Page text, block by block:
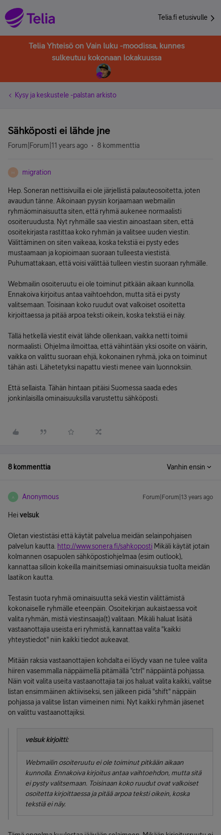
Telia.fi etusivulle
Telia Yhteisö on Vain luku -moodissa, kunnes
sulkeutuu kokonaan lokakuussa
Kysy ja keskustele -palstan arkisto
Sähköposti ei lähde jne
Forum|Forum|11 years ago 8 kommenttia
M migration
Hep. Soneran nettisivuilla ei ole järjellistä palauteosoitetta, joten
avaudun tänne. Aikoinaan pyysin korjaamaan webmailin
ryhmäominaisuutta siten, että ryhmä aukenee normaalisti
osoiteruudusta. Nyt ryhmälle saa viestin ainoastaan siten, että
osoitekirjasta rastittaa koko ryhmän ja valitsee uuden viestin.
Välittäminen on siten vaikeaa, koska tekstiä ei pysty edes
mustaamaan ja kopioimaan suoraan tulleesta viestistä.
Puhumattakaan, että voisi välittää tulleen viestin suoraan ryhmälle.
Webmailin osoiteruutu ei ole toiminut pitkään aikaan kunnolla.
Ennakoiva kirjoitus antaa vaihtoehdon, mutta sitä ei pysty
valitsemaan. Toisinaan koko ruudut ovat valkoiset osoitetta
kirjoittaessa ja pitää arpoa teksti oikein, koska tekstiä ei näy.
Tällä hetkellä viestit eivät lähde ollenkaan, vaikka netti toimii
normaalisti. Ohjelma ilmoittaa, että vähintään yksi osoite on väärin,
vaikka on valittu suoraan ehjä, kokonainen ryhmä, joka on toiminut
tähän asti. Lähetetyksi napattu viesti menee vain luonnoksiin.
Että sellaista. Tähän hintaan pitäisi Suomessa saada edes
jonkinlaisilla ominaisuuksilla varustettu sähköposti.
8 kommenttia Vanhin ensin
A Anonymous Forum|Forum|13 years ago
Heivelsuk
Oletan viestistäsi että käytät palvelua meidän selainpohjaisen
palvelun kautta. http://www.sonera.fi/sahkoposti Mikäli käytät jotain
kolmannen osapuolen sähköpostiohjelmaa (esim outlook),
kannattaa silloin kokeilla mainitsemiasi ominaisuuksia tuolta meidän
laatikon kautta.
Testasin tuota ryhmä ominaisuutta sekä viestin välittämistä
kokonaiselle ryhmälle eteenpäin. Osoitekirjan aukaistaessa voit
valita ryhmän, mistä viestinsaaja(t) valitaan. Mikäli haluat lisätä
vastaanottajia useista eri ryhmistä, kannattaa valita "kaikki
yhteystiedot" niin kaikki tiedot aukeavat.
Mitään raksia vastaanottajien kohdalta ei löydy vaan ne tulee valita
hiiren vasemmalla näppäimellä pitämällä "ctrl" näppäintä pohjassa.
Näin voit valita useita vastaanottajia tai jos haluat valita kaikki, valitse
listan ensimmäinen aktiiviseksi, sen jälkeen pidä "shift" näppäin
pohjassa ja valitse listan viimeinen nimi. Nyt kaikki ryhmän jäsenet
on valittu vastaanottajiksi.
velsuk kirjoitti:
Webmailin osoiteruutu ei ole toiminut pitkään aikaan
kunnolla. Ennakoiva kirjoitus antaa vaihtoehdon, mutta sitä
ei pysty valitsemaan. Toisinaan koko ruudut ovat valkoiset
osoitetta kirjoittaessa ja pitää arpoa teksti oikein, koska
tekstiä ei näy.